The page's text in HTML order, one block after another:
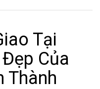
Tại
Của
Thành